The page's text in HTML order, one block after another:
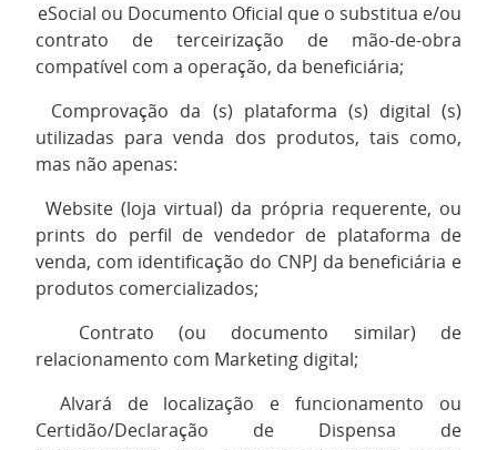
eSocial ou Documento Oficial que o substitua e/ou
contrato de terceirização de mão-de-obra
compatível com a operação, da beneficiária;
Comprovação da (s) plataforma (s) digital (s)
utilizadas para venda dos produtos, tais como,
mas não apenas:
Website (loja virtual) da própria requerente, ou
prints do perfil de vendedor de plataforma de
venda, com identificação do CNPJ da beneficiária e
produtos comercializados;
Contrato (ou documento similar) de
relacionamento com Marketing digital;
Alvará de localização e funcionamento ou
Certidão/Declaração de Dispensa de